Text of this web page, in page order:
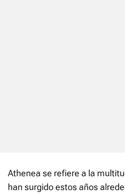
Athenea se refiere a la
han surgido estos años